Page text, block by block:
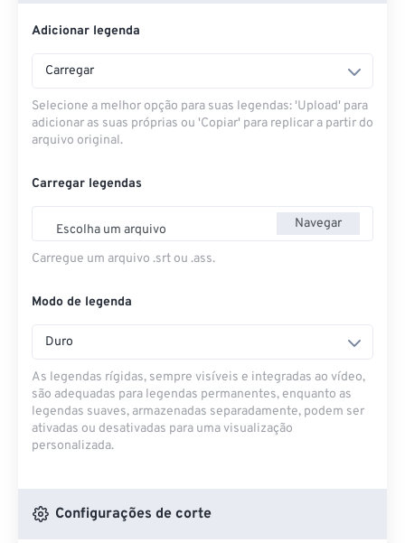
Adicionar legenda
Carregar
Selecione a melhor opção para suas legendas: 'Upload' para
adicionar as suas próprias ou 'Copiar' para replicar a partir do
arquivo original.
Carregar legendas
Escolha um arquivo Navegar
Carregue um arquivo .srt ou .ass.
Modo de legenda
Duro
As legendas rígidas, sempre visíveis e integradas ao vídeo,
são adequadas para legendas permanentes, enquanto as
legendas suaves, armazenadas separadamente, podem ser
ativadas ou desativadas para uma visualização
personalizada.
Configurações de corte